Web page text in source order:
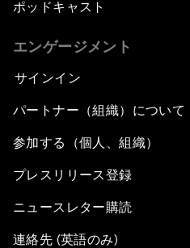
ポッドキャスト
エンゲージメント
サインイン
パートナー（組織）について
参加する（個人、組織）
プレスリリース登録
ニュースレター購読
連絡先 (英語のみ)